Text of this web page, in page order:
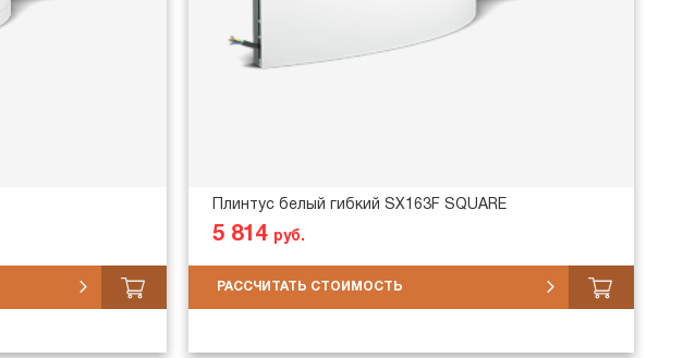
Плинтус белый гибкий SX163F SQUARE
5 814 руб.
РАССЧИТАТЬ СТОИМОСТЬ